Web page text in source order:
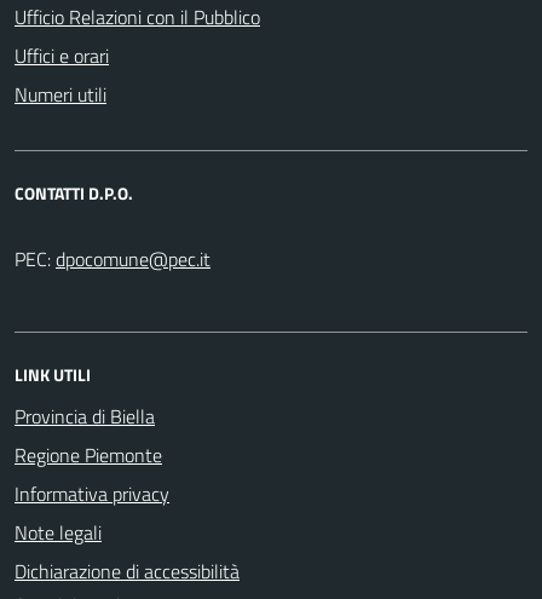
Ufficio Relazioni con il Pubblico
Uffici e orari
Numeri utili
CONTATTI D.P.O.
PEC:
LINK UTILI
Provincia di Biella
Regione Piemonte
Informativa privacy
Note legali
Dichiarazione di accessibilità